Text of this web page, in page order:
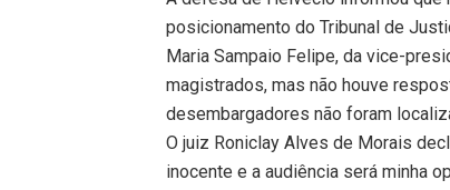
posicionamento do Tribunal de
Maria Sampaio Felipe, da vice-
magistrados, mas não houve
desembargadores não foram
O juiz Roniclay Alves de Morais
inocente e a audiência será minha